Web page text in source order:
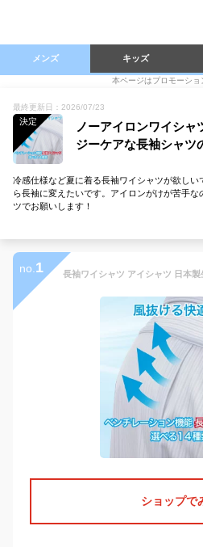
メンズ キッズ
本ページはプロモーショ
最終更新日：2026/07/23
決定
ノーアイロンワイシ
ジーケアな長袖シャツ
冷感仕様など夏に着る長袖ワイシャツが欲し
ら長袖に変えたいです。アイロンがけが苦手
ツでお願いします！
no. 1
ショップで